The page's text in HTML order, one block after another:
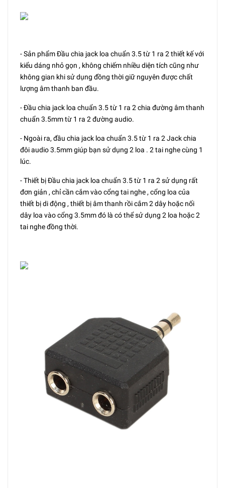
- Sản phẩm Đầu chia jack loa chuẩn 3.5 từ 1 ra 2 thiết kế với
kiểu dáng nhỏ gọn , không chiếm nhiều diện tích cũng như
không gian khi sử dụng đồng thời giữ nguyên được chất
lượng âm thanh ban đầu.
- Đầu chia jack loa chuẩn 3.5 từ 1 ra 2 chia đường âm thanh
chuẩn 3.5mm từ 1 ra 2 đường audio.
- Ngoài ra, đầu chia jack loa chuẩn 3.5 từ 1 ra 2 Jack chia
đôi audio 3.5mm giúp bạn sử dụng 2 loa . 2 tai nghe cùng 1
lúc.
- Thiết bị Đầu chia jack loa chuẩn 3.5 từ 1 ra 2 sử dụng rất
đơn giản , chỉ cần cắm vào cổng tai nghe , cổng loa của
thiết bị di động , thiết bị âm thanh rồi cắm 2 dây hoặc nối
dây loa vào cổng 3.5mm đó là có thể sử dụng 2 loa hoặc 2
tai nghe đồng thời.